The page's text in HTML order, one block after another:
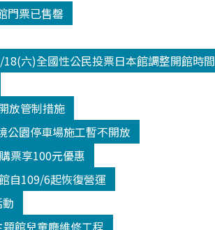
門票已售罄
18(六)全國性公民投票日本館調整開館時間
放管制措施
公園停車場施工暫不開放
票享100元優惠
自109/6起恢復營運
館兒童廳維修工程